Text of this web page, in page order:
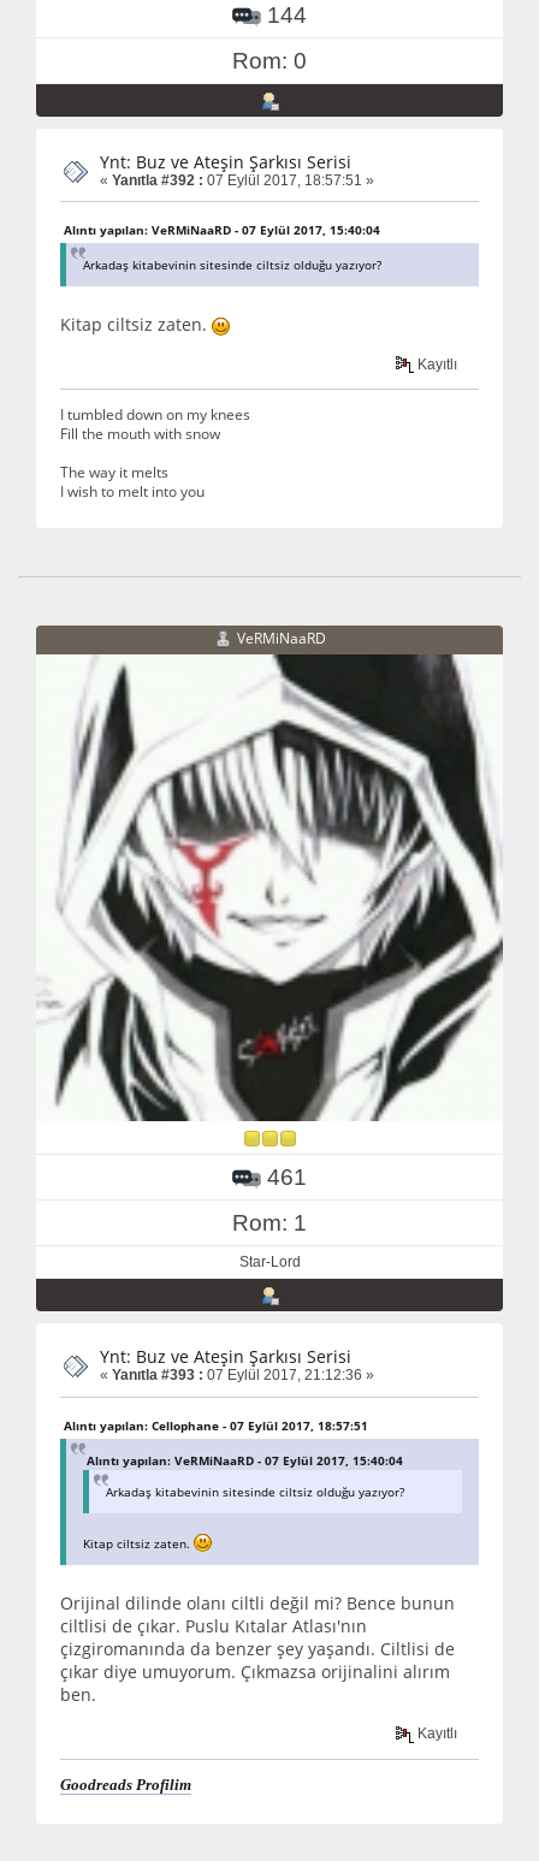
144
Rom: 0
Ynt: Buz ve Ateşin Şarkısı Serisi
« Yanıtla #392 : 07 Eylül 2017, 18:57:51 »
Alıntı yapılan: VeRMiNaaRD - 07 Eylül 2017, 15:40:04
Arkadaş kitabevinin sitesinde ciltsiz olduğu yazıyor?
Kitap ciltsiz zaten.
Kayıtlı
I tumbled down on my knees
Fill the mouth with snow
The way it melts
I wish to melt into you
VeRMiNaaRD
461
Rom: 1
Star-Lord
Ynt: Buz ve Ateşin Şarkısı Serisi
« Yanıtla #393 : 07 Eylül 2017, 21:12:36 »
Alıntı yapılan: Cellophane - 07 Eylül 2017, 18:57:51
Alıntı yapılan: VeRMiNaaRD - 07 Eylül 2017, 15:40:04
Arkadaş kitabevinin sitesinde ciltsiz olduğu yazıyor?
Kitap ciltsiz zaten.
Orijinal dilinde olanı ciltli değil mi? Bence bunun
ciltlisi de çıkar. Puslu Kıtalar Atlası'nın
çizgiromanında da benzer şey yaşandı. Ciltlisi de
çıkar diye umuyorum. Çıkmazsa orijinalini alırım
ben.
Kayıtlı
Goodreads Profilim